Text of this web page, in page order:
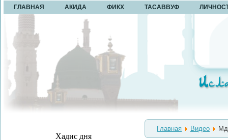
ГЛАВНАЯ АКИДА ФИКХ ТАСАВВУФ
Хадис дня
Главная Видео